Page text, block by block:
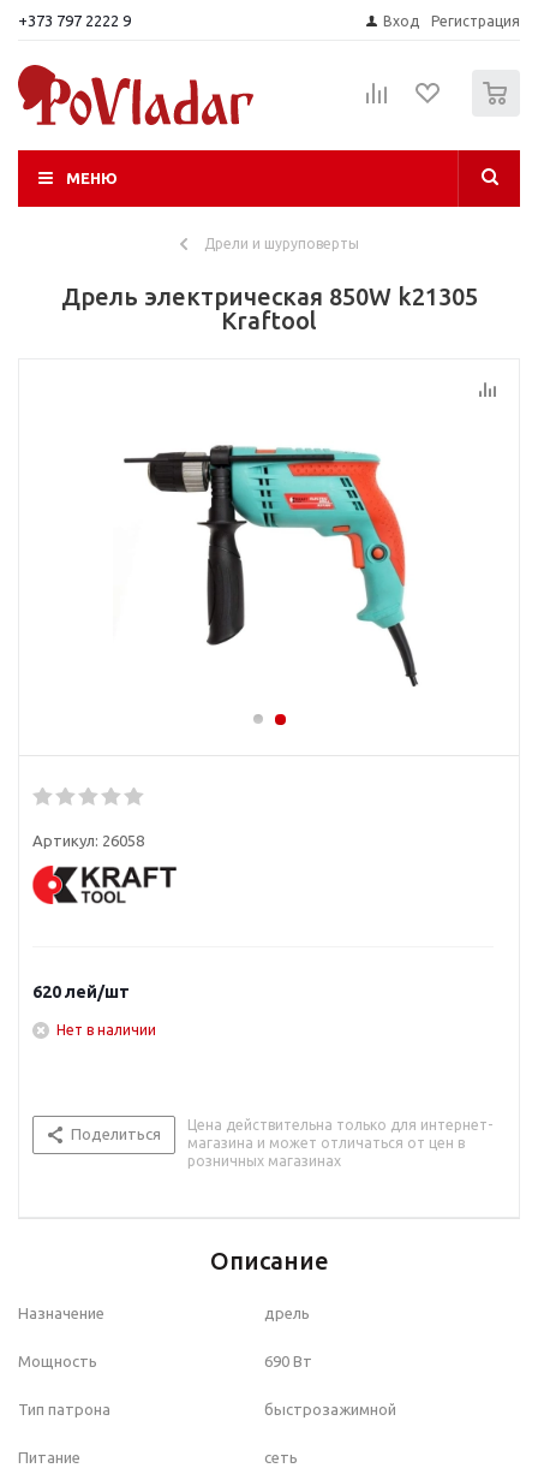
+373 797 2222 9 Вход Регистрация
МЕНЮ
Дрели и шуруповерты
Дрель электрическая 850W k21305
Kraftool
Артикул: 26058
620лей/шт
Нет в наличии
Поделиться
Цена действительна только для интернет-
магазина и может отличаться от цен в
розничных магазинах
Описание
Назначение дрель
Мощность 690 Вт
Тип патрона быстрозажимной
Питание сеть